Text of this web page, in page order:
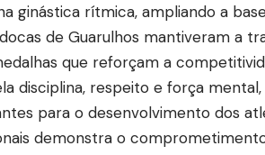
ginástica rítmica, ampliando a
de Guarulhos mantiveram a
que reforçam a
disciplina, respeito e força
para o desenvolvimento dos
demonstra o